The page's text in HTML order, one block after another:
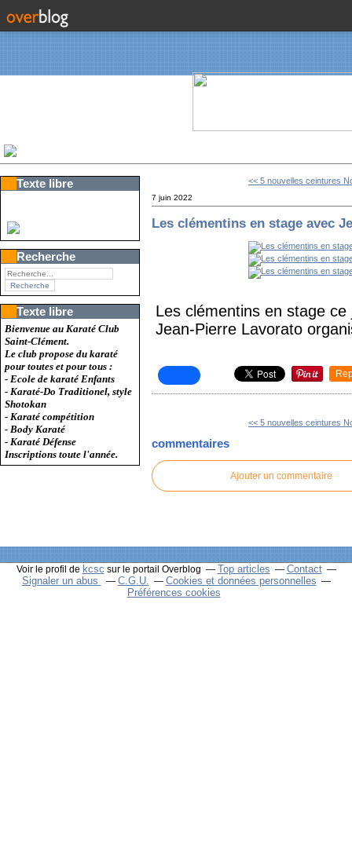
Texte libre
Recherche
Texte libre
Bienvenue au Karaté Club
Saint-Clément.
Le club propose du karaté
pour toutes et pour tous :
- Ecole de karaté Enfants
- Karaté-Do Traditionel, style
Shotokan
- Karaté compétition
- Body Karaté
- Karaté Défense
Inscriptions toute l'année.
<< 5 nouvelles ceintures
7 juin 2022
Les clémentins en stage avec
Les clémentins en stage
Jean-Pierre Lavorato
<< 5 nouvelles ceintures
commentaires
Ajouter un commentaire
Voir le profil de kcsc sur le portail Overblog Top articles
Contact
Signaler un abus
C.G.U.
Cookies et données personnelles
Préférences cookies